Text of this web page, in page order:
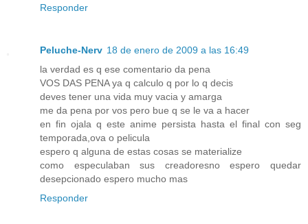
Responder
Peluche-Nerv 18 de enero de 2009 a las 16:49
la verdad es q ese comentario da pena
VOS DAS PENA ya q calculo q por lo q decis
deves tener una vida muy vacia y amarga
me da pena por vos pero bue q se le va a hacer
en fin ojala q este anime persista hasta el final con seg
temporada,ova o pelicula
espero q alguna de estas cosas se materialize
como especulaban sus creadoresno espero quedar
desepcionado espero mucho mas
Responder